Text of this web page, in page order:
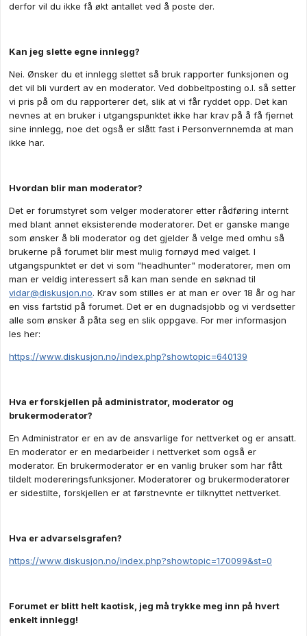
derfor vil du ikke få økt antallet ved å poste der.
Kan jeg slette egne innlegg?
Nei. Ønsker du et innlegg slettet så bruk rapporter funksjonen og
det vil bli vurdert av en moderator. Ved dobbeltposting o.l. så setter
vi pris på om du rapporterer det, slik at vi får ryddet opp. Det kan
nevnes at en bruker i utgangspunktet ikke har krav på å få fjernet
sine innlegg, noe det også er slått fast i Personvernnemda at man
ikke har.
Hvordan blir man moderator?
Det er forumstyret som velger moderatorer etter rådføring internt
med blant annet eksisterende moderatorer. Det er ganske mange
som ønsker å bli moderator og det gjelder å velge med omhu så
brukerne på forumet blir mest mulig fornøyd med valget. I
utgangspunktet er det vi som "headhunter" moderatorer, men om
man er veldig interessert så kan man sende en søknad til
vidar@diskusjon.no. Krav som stilles er at man er over 18 år og har
en viss fartstid på forumet. Det er en dugnadsjobb og vi verdsetter
alle som ønsker å påta seg en slik oppgave. For mer informasjon
les her:
https://www.diskusjon.no/index.php?showtopic=640139
Hva er forskjellen på administrator, moderator og
brukermoderator?
En Administrator er en av de ansvarlige for nettverket og er ansatt.
En moderator er en medarbeider i nettverket som også er
moderator. En brukermoderator er en vanlig bruker som har fått
tildelt modereringsfunksjoner. Moderatorer og brukermoderatorer
er sidestilte, forskjellen er at førstnevnte er tilknyttet nettverket.
Hva er advarselsgrafen?
https://www.diskusjon.no/index.php?showtopic=170099&st=0
Forumet er blitt helt kaotisk, jeg må trykke meg inn på hvert
enkelt innlegg!